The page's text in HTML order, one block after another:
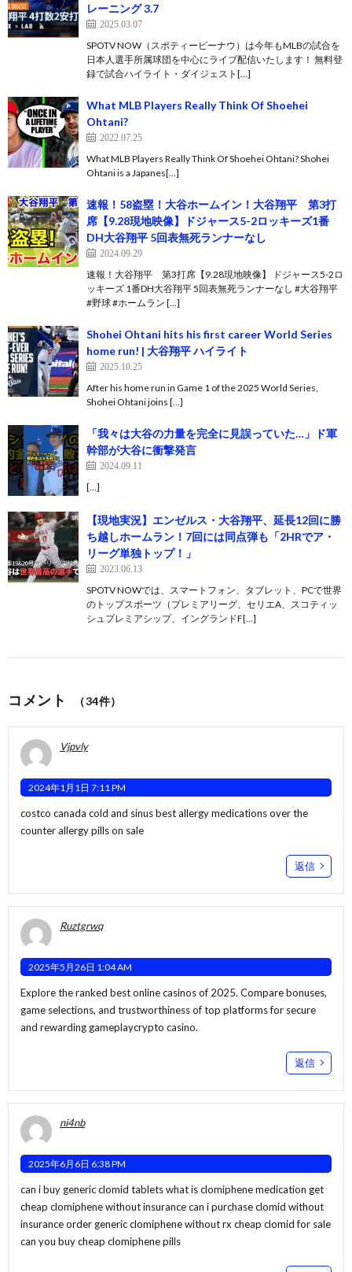
レーニング 3.7
2025.03.07
SPOTV NOW（スポティービーナウ）は今年もMLBの試合を
日本人選手所属球団を中心にライブ配信いたします！ 無料登
録で試合ハイライト・ダイジェスト[…]
What MLB Players Really Think Of Shoehei
Ohtani?
2022.07.25
What MLB Players Really Think Of Shoehei Ohtani? Shohei
Ohtani is a Japanes[…]
速報！58盗塁！大谷ホームイン！大谷翔平 第3打
席【9.28現地映像】ドジャース5-2ロッキーズ1番
DH大谷翔平 5回表無死ランナーなし
2024.09.29
速報！大谷翔平 第3打席【9.28現地映像】 ドジャース5-2ロ
ッキーズ 1番DH大谷翔平 5回表無死ランナーなし #大谷翔平
#野球 #ホームラン […]
Shohei Ohtani hits his first career World Series
home run! | 大谷翔平 ハイライト
2025.10.25
After his home run in Game 1 of the 2025 World Series,
Shohei Ohtani joins […]
「我々は大谷の力量を完全に見誤っていた…」ド軍
幹部が大谷に衝撃発言
2024.09.11
[…]
【現地実況】エンゼルス・大谷翔平、延長12回に勝
ち越しホームラン！7回には同点弾も「2HRでア・
リーグ単独トップ！」
2023.06.13
SPOTV NOWでは、スマートフォン、タブレット、PCで世界
のトップスポーツ（プレミアリーグ、セリエA、スコティッ
シュプレミアシップ、イングランドF[…]
コメント （34件）
Vjpvly
2024年1月1日 7:11 PM
costco canada cold and sinusbest allergy medications over the
counterallergy pills on sale
返信
Ruztgrwq
2025年5月26日 1:04 AM
Explore the ranked best online casinos of 2025. Compare bonuses,
game selections, and trustworthiness of top platforms for secure
and rewarding gameplaycrypto casino.
返信
ni4nb
2025年6月6日 6:38 PM
can i buy generic clomid tablets what is clomiphene medication get
cheap clomiphene without insurancecan i purchase clomid without
insuranceorder generic clomiphene without rx cheap clomid for sale
can you buy cheap clomiphene pills